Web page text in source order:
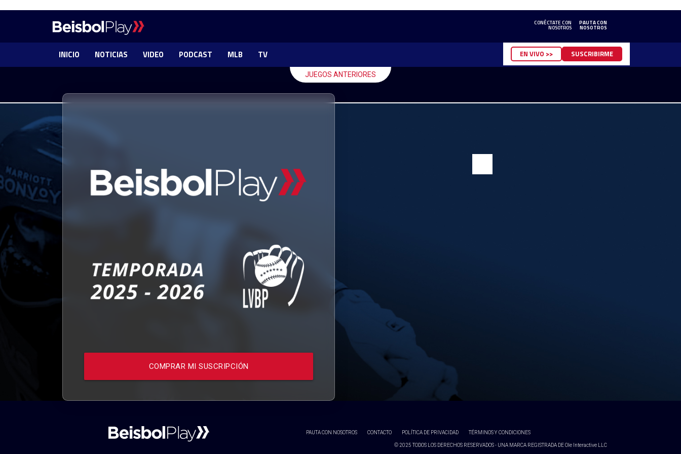
CONÉCTATE CON
NOSOTROS
PAUTA CON
NOSOTROS
INICIO NOTICIAS VIDEO PODCAST MLB TV EN VIVO >> SUSCRIBIRME
JUEGOS ANTERIORES
COMPRAR MI SUSCRIPCIÓN
PAUTA CON NOSOTROS CONTACTO POLÍTICA DE PRIVACIDAD TÉRMINOS Y CONDICIONES
© 2025 TODOS LOS DERECHOS RESERVADOS - UNA MARCA REGISTRADA DE Ole Interactive LLC